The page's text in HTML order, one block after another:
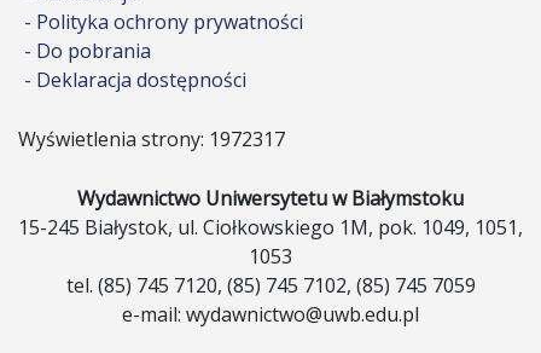
- Polityka ochrony prywatności
- Do pobrania
- Deklaracja dostępności
Wyświetlenia strony: 1972317
Wydawnictwo Uniwersytetu w Białymstoku
15-245 Białystok, ul. Ciołkowskiego 1M, pok. 1049, 1051,
1053
tel. (85) 745 7120, (85) 745 7102, (85) 745 7059
e-mail: wydawnictwo@uwb.edu.pl